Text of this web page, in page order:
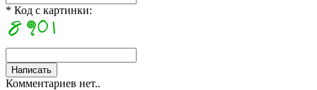
* Код с картинки:
Комментариев нет..